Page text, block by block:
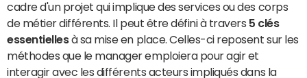
cadre d'un projet qui implique des services ou des corps
de métier différents. Il peut être défini à travers 5 clés
essentiellesà sa mise en place. Celles-ci reposent sur les
méthodes que le manager emploiera pour agir et
interagir avec les différents acteurs impliqués dans la